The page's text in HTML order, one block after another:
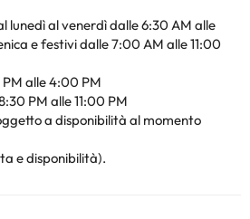
lunedì al venerdì dalle 6:30 AM alle
e festivi dalle 7:00 AM alle 11:00
PM alle 4:00 PM
PM alle 11:00 PM
a disponibilità al momento
e disponibilità).